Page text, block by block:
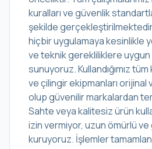
kuralları ve güvenlik
şekilde
hiçbir uygulamaya kesinlikle
ve teknik gerekliliklere
sunuyoruz. Kullandığımız
ve çilingir ekipmanları orijinal
olup güvenilir markalardan
Sahte veya kalitesiz ürün
izin vermiyor, uzun ömürlü
kuruyoruz. İşlemler